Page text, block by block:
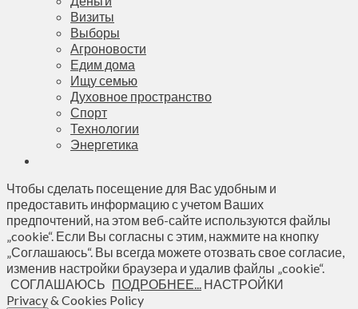
Визиты
Выборы
Агроновости
Едим дома
Ищу семью
Духовное пространство
Спорт
Технологии
Энергетика
Чтобы сделать посещение для Вас удобным и
предоставить информацию с учетом Ваших
предпочтений, на этом веб-сайте используются файлы
„cookie“. Если Вы согласны с этим, нажмите на кнопку
„Соглашаюсь“. Вы всегда можете отозвать свое согласие,
изменив настройки браузера и удалив файлы „cookie“.
СОГЛАШАЮСЬ ПОДРОБНЕЕ... НАСТРОЙКИ
Privacy & Cookies Policy